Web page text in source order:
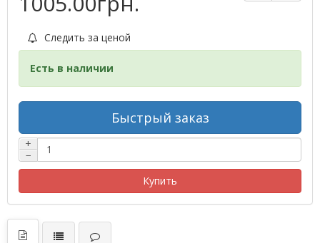
Следить за ценой
Есть в наличии
Быстрый заказ
+
−
Купить